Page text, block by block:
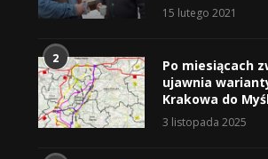
15 lutego 2021
2
Po miesiącach
ujawnia
Krakowa do
3 listopada 2025